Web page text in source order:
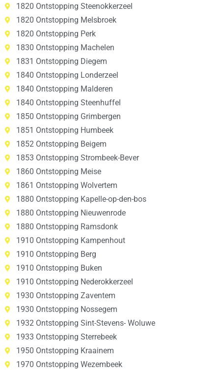
1820 Ontstopping Steenokkerzeel
1820 Ontstopping Melsbroek
1820 Ontstopping Perk
1830 Ontstopping Machelen
1831 Ontstopping Diegem
1840 Ontstopping Londerzeel
1840 Ontstopping Malderen
1840 Ontstopping Steenhuffel
1850 Ontstopping Grimbergen
1851 Ontstopping Humbeek
1852 Ontstopping Beigem
1853 Ontstopping Strombeek-Bever
1860 Ontstopping Meise
1861 Ontstopping Wolvertem
1880 Ontstopping Kapelle-op-den-bos
1880 Ontstopping Nieuwenrode
1880 Ontstopping Ramsdonk
1910 Ontstopping Kampenhout
1910 Ontstopping Berg
1910 Ontstopping Buken
1910 Ontstopping Nederokkerzeel
1930 Ontstopping Zaventem
1930 Ontstopping Nossegem
1932 Ontstopping Sint-Stevens- Woluwe
1933 Ontstopping Sterrebeek
1950 Ontstopping Kraainem
1970 Ontstopping Wezembeek